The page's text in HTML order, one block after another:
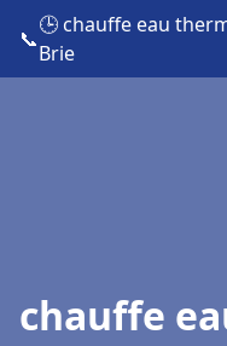
📞
🕒 chauffe eau
Brie
chauffe